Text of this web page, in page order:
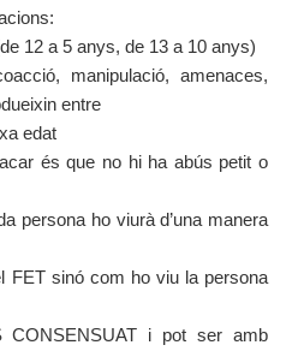
12 a 5 anys, de 13 a 10 anys)
manipulació, amenaces,
entre
edat
és que no hi ha abús petit o
persona ho viurà d’una manera
FET sinó com ho viu la persona
i pot ser amb